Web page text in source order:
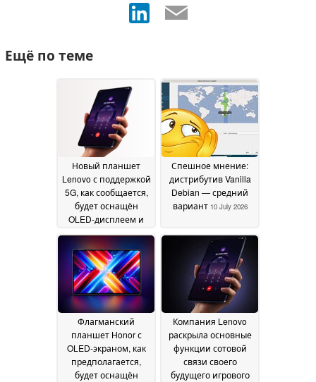
Ещё по теме
Новый планшет
Lenovo с поддержкой
5G, как сообщается,
будет оснащён
OLED-дисплеем и
памятью объёмом
до 24 ГБ16 July 2026
Спешное мнение:
дистрибутив Vanilla
Debian — средний
вариант 10 July 2026
Флагманский
планшет Honor с
OLED-экраном, как
предполагается,
будет оснащён
Компания Lenovo
раскрыла основные
функции сотовой
связи своего
будущего игрового